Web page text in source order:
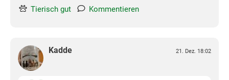
Tierisch gut Kommentieren
Kadde 21. Dez. 18:02